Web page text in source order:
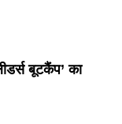
बूटकैंप’ का